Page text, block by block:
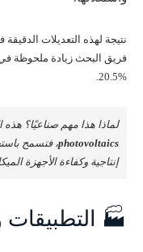
نتيجة لهذه التعديلات الدقيقة
%20.5.
لماذا هذا مهم صناعيًا؟ هذه
photovoltaics، فتسمح
إنتاجية وكفاءة الأجهزة
🏭 التطبيقات